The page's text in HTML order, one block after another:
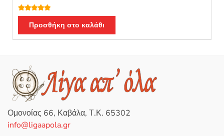
Βαθμολογή
θηκε με 5.00
από 5Προσθήκη στο καλάθι
Ομονοίας 66, Καβάλα, Τ.Κ. 65302
info@ligaapola.gr